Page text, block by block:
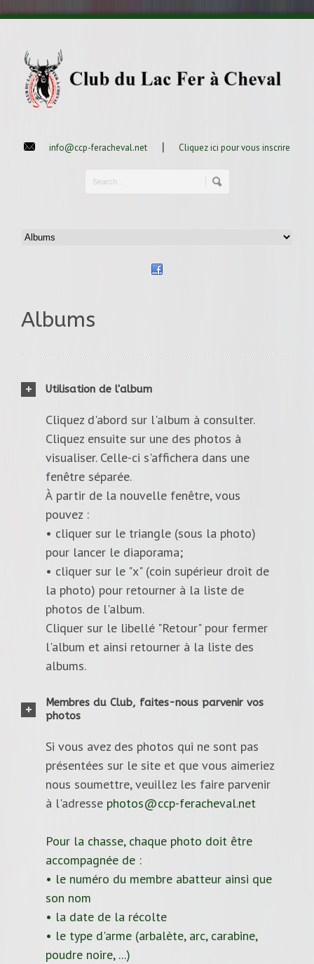
info@ccp-feracheval.net | Cliquez ici pour vous inscrire
Albums
Utilisation de l'album
Cliquez d'abord sur l'album à consulter.
Cliquez ensuite sur une des photos à
visualiser. Celle-ci s'affichera dans une
fenêtre séparée.
À partir de la nouvelle fenêtre, vous
pouvez :
• cliquer sur le triangle (sous la photo)
pour lancer le diaporama;
• cliquer sur le "x" (coin supérieur droit de
la photo) pour retourner à la liste de
photos de l'album.
Cliquer sur le libellé "Retour" pour fermer
l'album et ainsi retourner à la liste des
albums.
Membres du Club, faites-nous parvenir vos
photos
Si vous avez des photos qui ne sont pas
présentées sur le site et que vous aimeriez
nous soumettre, veuillez les faire parvenir
à l'adresse photos@ccp-feracheval.net
Pour la chasse, chaque photo doit être
accompagnée de :
• le numéro du membre abatteur ainsi que
son nom
• la date de la récolte
• le type d'arme (arbalète, arc, carabine,
poudre noire, ...)